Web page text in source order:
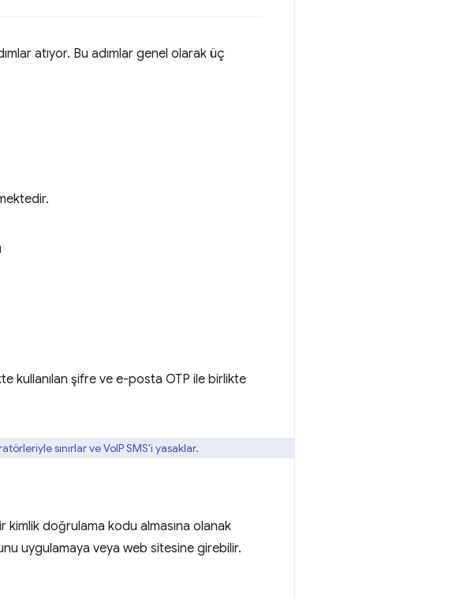
atıyor. Bu adımlar genel olarak üç
kullanılan şifre ve e-posta OTP ile birlikte
sınırlar ve VoIP SMS'i yasaklar.
kimlik doğrulama kodu almasına olanak
uygulamaya veya web sitesine girebilir.